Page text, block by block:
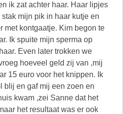
ik zat achter haar. Haar lipjes
mijn pik in haar kutje en
met kontgaatje. Kim begon te
Ik spuite mijn sperma op
Even later trokken we
hoeveel geld zij van ,mij
15 euro voor het knippen. Ik
blij en gaf mij een zoen en
kwam ,zei Sanne dat het
het resultaat was er ook